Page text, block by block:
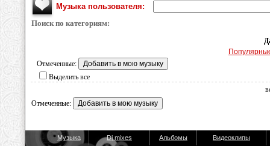
Музыка пользователя:
Поиск по категориям:
Отмеченные:
Выделить все
Отмеченные:
Музыка Dj mixes Альбомы
Видеоклипы